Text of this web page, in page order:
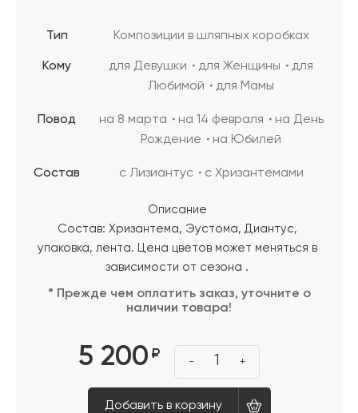
Тип Композиции в шляпных коробках
Кому для Девушки для Женщины
для
Любимой
для Мамы
Повод на 8 марта на 14 февраля
на День
Рождение
на Юбилей
Состав с Лизиантус с Хризантемами
Описание
Состав: Хризантема, Эустома, Диантус,
упаковка, лента. Цена цветов может меняться в
зависимости от сезона .
* Прежде чем оплатить заказ, уточните о
наличии товара!
5 200 ₽
- 1 +
Добавить в корзину